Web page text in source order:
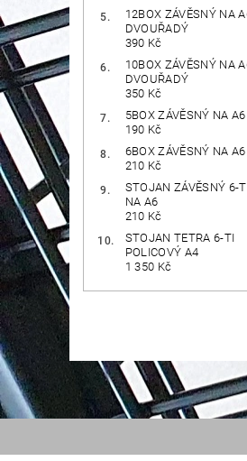
12BOX ZÁVĚSNÝ NA
DVOUŘADÝ
390 Kč
10BOX ZÁVĚSNÝ NA
DVOUŘADÝ
350 Kč
5BOX ZÁVĚSNÝ NA A6
190 Kč
6BOX ZÁVĚSNÝ NA A6
210 Kč
STOJAN ZÁVĚSNÝ 6-
NA A6
210 Kč
STOJAN TETRA 6-TI
POLICOVÝ A4
1 350 Kč